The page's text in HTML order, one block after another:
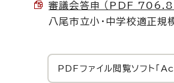
審議会答申 （PDF
八尾市立小・中学校適正規
PDFファイル閲覧ソフト